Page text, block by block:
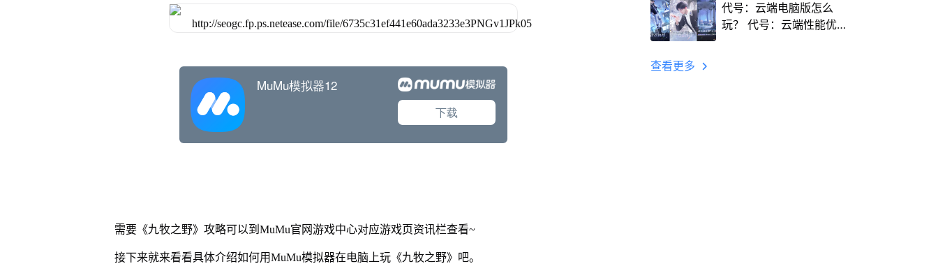
需要《九牧之野》攻略可以到MuMu官网游戏中心对应游戏页资讯栏查看~
接下来就来看看具体介绍如何用MuMu模拟器在电脑上玩《九牧之野》吧。
代号：云端电脑版怎么
玩？ 代号：云端性能优
查看更多